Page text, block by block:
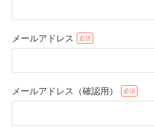
メールアドレス
メールアドレス（確認用）アプリで開く